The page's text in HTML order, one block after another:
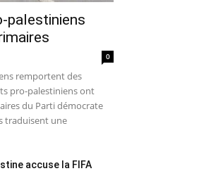
palestiniens
0
remportent des
pro-palestiniens ont
du Parti démocrate
traduisent une
accuse la FIFA